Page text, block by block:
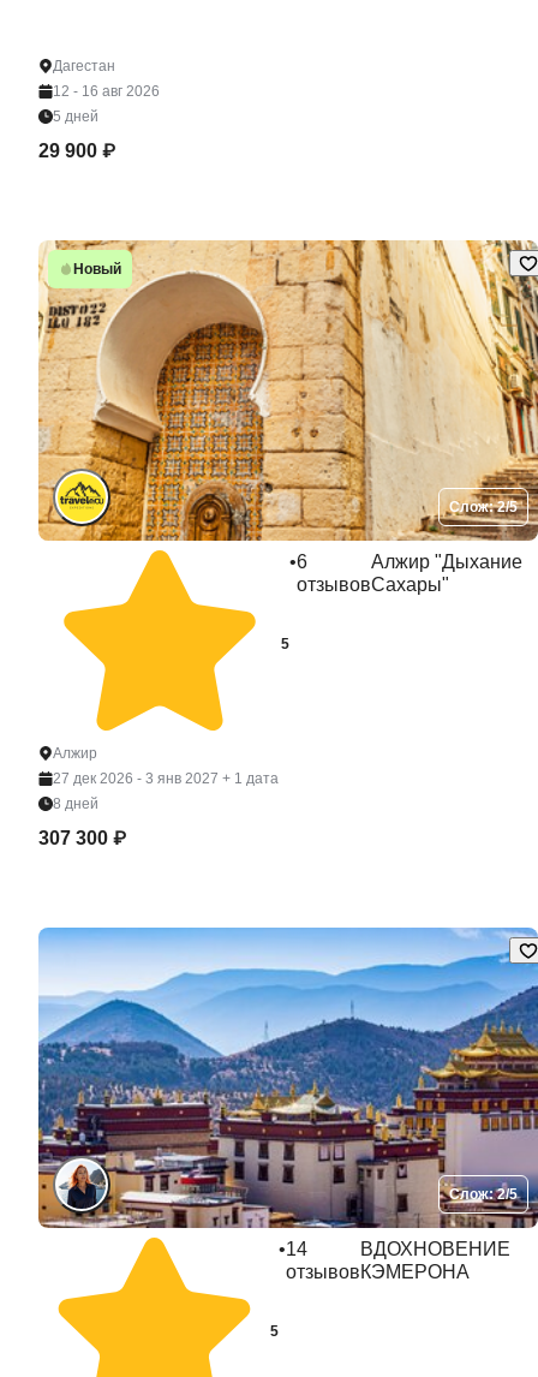
Дагестан
12 - 16 авг 2026
5 дней
29 900 ₽
Новый
Слож: 2/5
5
•6
отзывов
Алжир "Дыхание
Сахары"
Алжир
27 дек 2026 - 3 янв 2027 + 1 дата
8 дней
307 300 ₽
Слож: 2/5
5
•14
отзывов
ВДОХНОВЕНИЕ
КЭМЕРОНА